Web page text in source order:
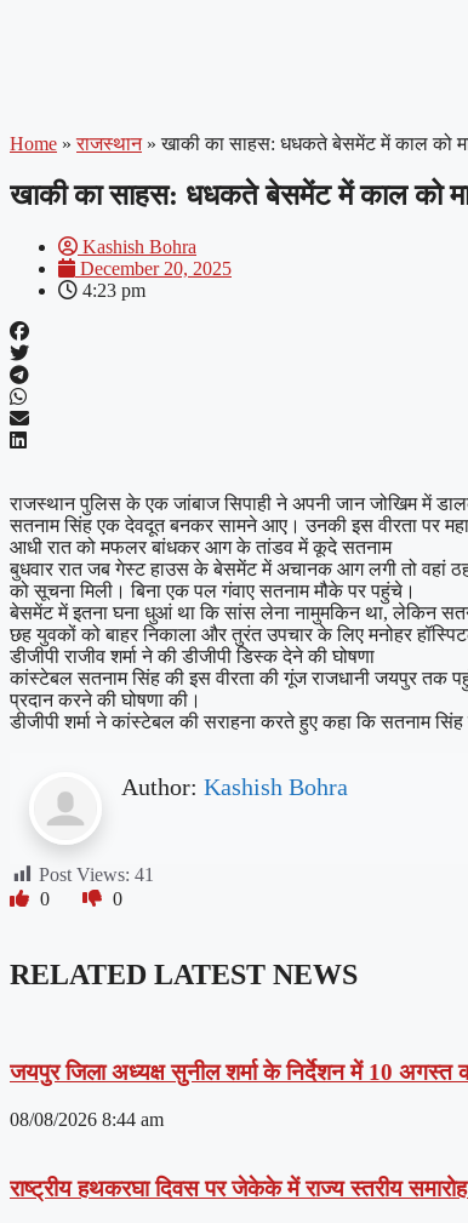
Home » राजस्थान » खाकी का साहस: धधकते बेसमेंट में काल को
खाकी का साहस: धधकते बेसमेंट में काल को
Kashish Bohra
December 20, 2025
4:23 pm
राजस्थान पुलिस के एक जांबाज सिपाही ने अपनी जान जोखिम में
सतनाम सिंह एक देवदूत बनकर सामने आए। उनकी इस वीरता पर
आधी रात को मफलर बांधकर आग के तांडव में कूदे सतनाम
बुधवार रात जब गेस्ट हाउस के बेसमेंट में अचानक आग लगी तो वहां
को सूचना मिली। बिना एक पल गंवाए सतनाम मौके पर पहुंचे।
बेसमेंट में इतना घना धुआं था कि सांस लेना नामुमकिन था, लेकिन
छह युवकों को बाहर निकाला और तुरंत उपचार के लिए मनोहर
डीजीपी राजीव शर्मा ने की डीजीपी डिस्क देने की घोषणा
कांस्टेबल सतनाम सिंह की इस वीरता की गूंज राजधानी जयपुर तक
प्रदान करने की घोषणा की।
डीजीपी शर्मा ने कांस्टेबल की सराहना करते हुए कहा कि सतनाम
Author: Kashish Bohra
Post Views: 41
0
0
RELATED LATEST NEWS
जयपुर जिला अध्यक्ष सुनील शर्मा के निर्देशन में 10 अगस्त
08/08/2026 8:44 am
राष्ट्रीय हथकरघा दिवस पर जेकेके में राज्य स्तरीय